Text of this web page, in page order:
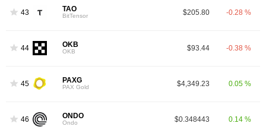
43 TAO
BitTensor $205.80 -0.28 %
44 OKB
OKB $93.44 -0.38 %
45 PAXG
PAX Gold $4,349.23 0.05 %
46 ONDO
Ondo $0.348443 0.14 %